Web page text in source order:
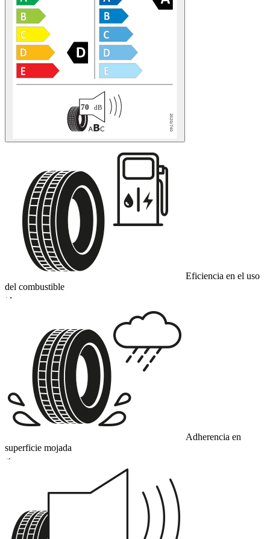
Eficiencia en el uso
del combustible
D
Adherencia en
superficie mojada
A